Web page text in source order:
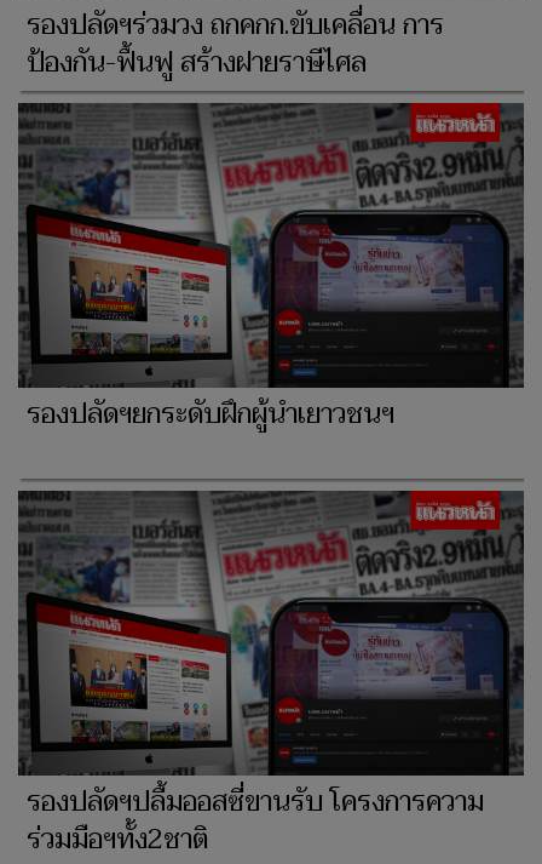
รองปลัดฯร่วมวง ถกคกก.ขับเคลื่อน การ
ป้องกัน-ฟื้นฟู สร้างฝายราษีไศล
รองปลัดฯยกระดับฝึกผู้นำเยาวชนฯ
รองปลัดฯปลื้มออสซี่ขานรับ โครงการความ
ร่วมมือฯทั้ง2ชาติ